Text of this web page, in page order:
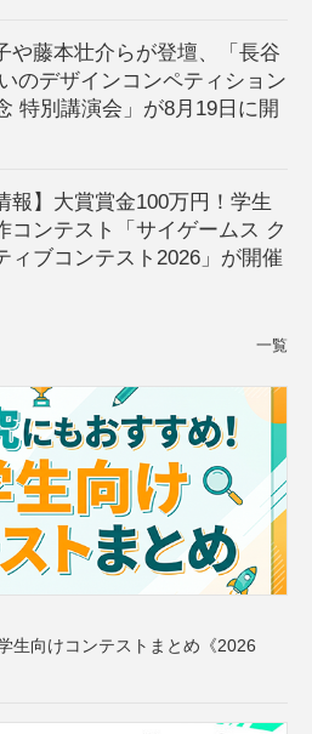
や藤本壮介らが登壇、「長谷
のデザインコンペティション
特別講演会」が8月19日に開
報】大賞賞金100万円！学生
コンテスト「サイゲームス ク
ィブコンテスト2026」が開催
一覧
生向けコンテストまとめ《2026